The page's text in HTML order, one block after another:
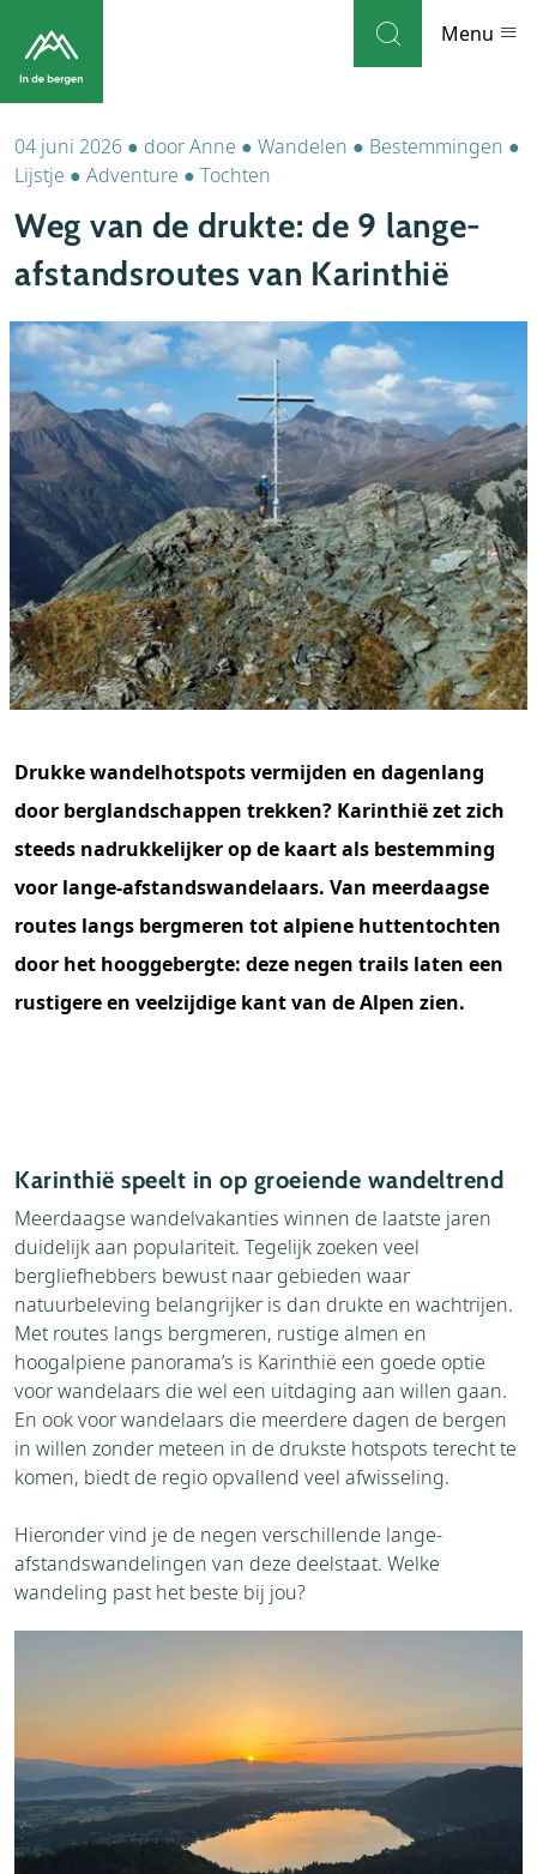
Menu
Bestemmingen
Weblog
Accommodaties
Thema's
Bezienswaardigheden
Tips
04 juni 2026 ● doorAnne ● Wandelen ● Bestemmingen ●
Lijstje ● Adventure ● Tochten
Weg van de drukte: de 9 lange-
afstandsroutes van Karinthië
Drukke wandelhotspots vermijden en dagenlang
door berglandschappen trekken? Karinthië zet zich
steeds nadrukkelijker op de kaart als bestemming
voor lange-afstandswandelaars. Van meerdaagse
routes langs bergmeren tot alpiene huttentochten
door het hooggebergte: deze negen trails laten een
rustigere en veelzijdige kant van de Alpen zien.
Karinthië speelt in op groeiende wandeltrend
Meerdaagse wandelvakanties winnen de laatste jaren
duidelijk aan populariteit. Tegelijk zoeken veel
bergliefhebbers bewust naar gebieden waar
natuurbeleving belangrijker is dan drukte en wachtrijen.
Met routes langs bergmeren, rustige almen en
hoogalpiene panorama’s is Karinthië een goede optie
voor wandelaars die wel een uitdaging aan willen gaan.
En ook voor wandelaars die meerdere dagen de bergen
in willen zonder meteen in de drukste hotspots terecht te
komen, biedt de regio opvallend veel afwisseling.
Hieronder vind je de negen verschillende lange-
afstandswandelingen van deze deelstaat. Welke
wandeling past het beste bij jou?